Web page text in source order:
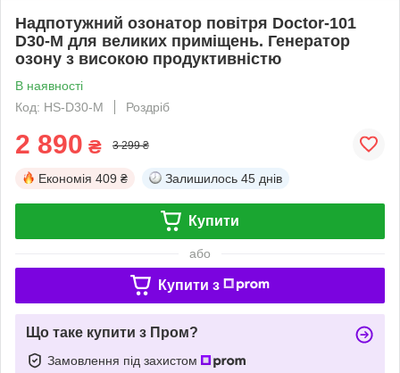
Надпотужний озонатор повітря Doctor-101
D30-M для великих приміщень. Генератор
озону з високою продуктивністю
В наявності
Код: HS-D30-M
Роздріб
2 890 ₴ 3 299 ₴
Економія 409 ₴ Залишилось 45 днів
Купити
або
Купити з
Що таке купити з Пром?
Замовлення під захистом